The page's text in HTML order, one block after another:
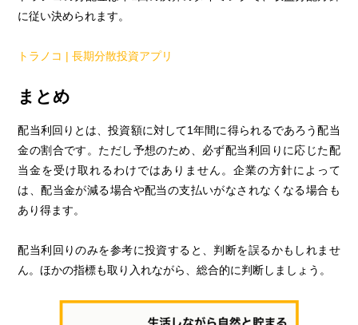
に従い決められます。
トラノコ | 長期分散投資アプリ
まとめ
配当利回りとは、投資額に対して1年間に得られるであろう配当
金の割合です。ただし予想のため、必ず配当利回りに応じた配
当金を受け取れるわけではありません。企業の方針によって
は、配当金が減る場合や配当の支払いがなされなくなる場合も
あり得ます。
配当利回りのみを参考に投資すると、判断を誤るかもしれませ
ん。ほかの指標も取り入れながら、総合的に判断しましょう。